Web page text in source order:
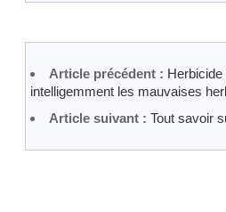
Article précédent :
intelligemment les mauvaises
Article suivant : Tout savoir